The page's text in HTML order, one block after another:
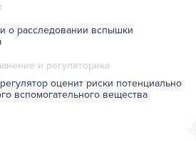
о расследовании вспышки
и регуляторика
оценит риски потенциально
вспомогательного вещества